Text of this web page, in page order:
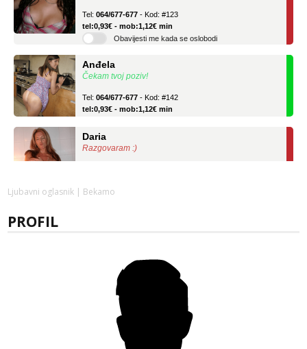
Anđela
Čekam tvoj poziv!
Daria
Razgovaram :)
tel:0,93€ - mob:1,12€ min
Obavijesti me kada se oslobodi
Razgovaram :)
064/677-677
tel:0,93€ - mob:1,12€ min
Ljubavni oglasnik | Bekamo
PROFIL